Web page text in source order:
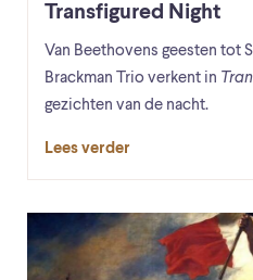
Transfigured Night
Van Beethovens geesten tot
Brackman Trio verkent in
gezichten van de nacht.
Lees verder